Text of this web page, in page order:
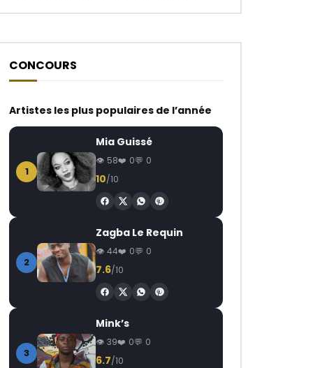
Regarder Plus Tard Regarder Plus Tard
03:43
Annie Anzouer – Bafoussam
AFRICAVOICE
0
509 0
CONCOURS
Artistes les plus populaires de l’année
1
Mia Guissé
58 0 0
10/10
2
Zagba Le Requin
44 0 0
7.6/10
3
Mink’s
39 0 0
6.7/10